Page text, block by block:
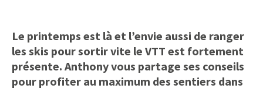
Le printemps est là et l’envie aussi de ranger
les skis pour sortir vite le VTT est fortement
présente. Anthony vous partage ses conseils
pour profiter au maximum des sentiers dans